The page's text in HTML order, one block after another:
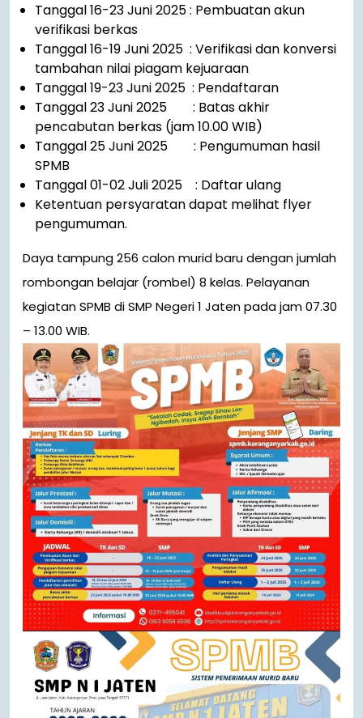
Tanggal 16-23 Juni 2025 : Pembuatan akun
verifikasi berkas
Tanggal 16-19 Juni 2025 : Verifikasi dan konversi
tambahan nilai piagam kejuaraan
Tanggal 19-23 Juni 2025 : Pendaftaran
Tanggal 23 Juni 2025 : Batas akhir
pencabutan berkas (jam 10.00 WIB)
Tanggal 25 Juni 2025 : Pengumuman hasil
SPMB
Tanggal 01-02 Juli 2025 : Daftar ulang
Ketentuan persyaratan dapat melihat flyer
pengumuman.
Daya tampung 256 calon murid baru dengan jumlah
rombongan belajar (rombel) 8 kelas. Pelayanan
kegiatan SPMB di SMP Negeri 1 Jaten pada jam 07.30
– 13.00 WIB.